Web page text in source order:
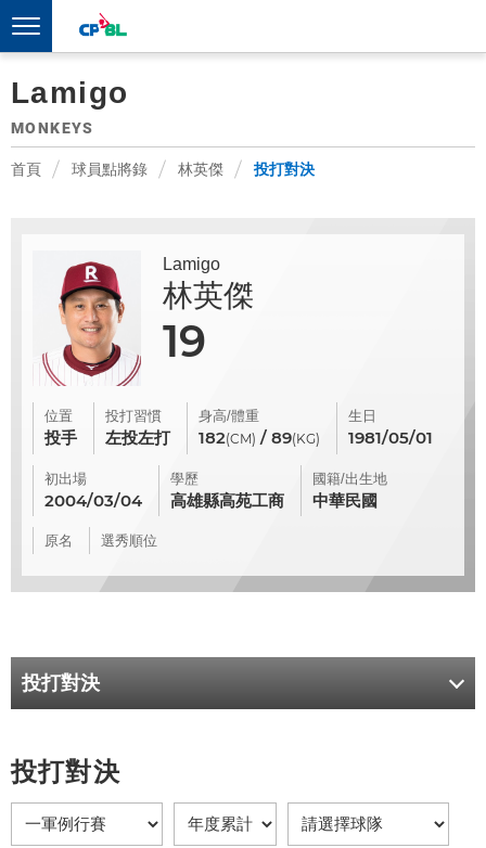
Lamigo
MONKEYS
首頁 球員點將錄 林英傑 投打對決
Lamigo
林英傑
19
位置
投手
投打習慣
左投左打
身高/體重
182(CM) / 89(KG)
生日
1981/05/01
初出場
2004/03/04
學歷
高雄縣高苑工商
國籍/出生地
中華民國
原名 選秀順位
投打對決
投打對決